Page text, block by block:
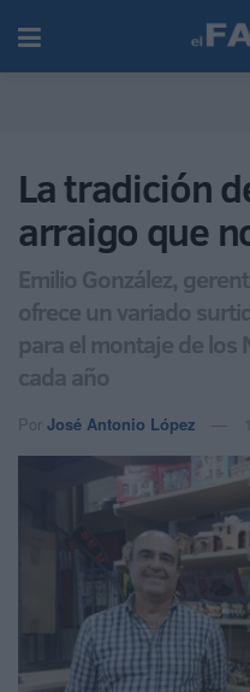
La tradición
arraigo que
Emilio González,
ofrece un variado
para el montaje de los
cada año
Por José Antonio López